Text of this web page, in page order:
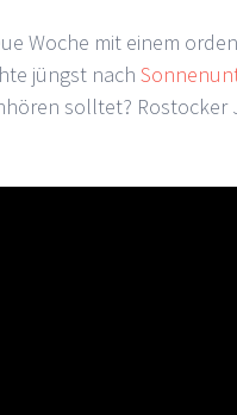
Woche mit einem
jüngst nach
solltet? Rostocker